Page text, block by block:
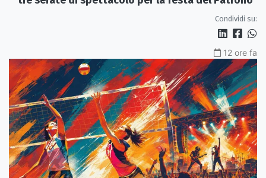
Condividi su:
12 ore fa